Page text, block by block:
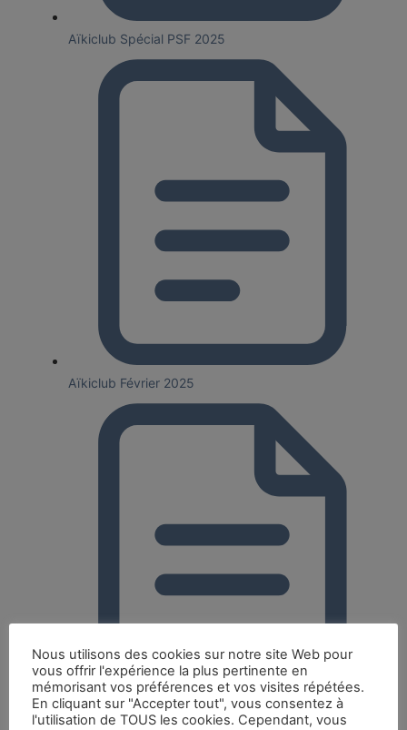
Aïkiclub Spécial PSF 2025
Aïkiclub Février 2025
Aïkiclub Octobre 2024
Nous utilisons des cookies sur notre site Web pour
vous offrir l'expérience la plus pertinente en
mémorisant vos préférences et vos visites répétées.
En cliquant sur "Accepter tout", vous consentez à
l'utilisation de TOUS les cookies. Cependant, vous